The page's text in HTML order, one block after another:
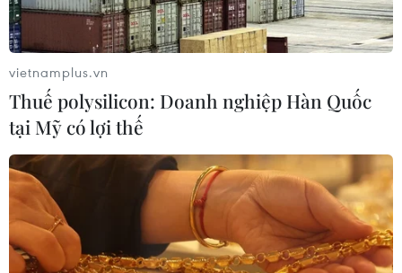
vietnamplus.vn
Thuế polysilicon: Doanh nghiệp Hàn Quốc
tại Mỹ có lợi thế